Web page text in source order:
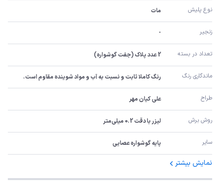
نوع پلیش مات
زنجیر -
تعداد در بسته 2 عدد پلاک (جفت گوشواره)
ماندگاری رنگ رنگ کاملا ثابت و نسبت به آب و مواد شوینده مقاوم است.
طراح علی کیان مهر
روش برش لیزر با دقت 0.2 میلی‌متر
سایر پایه گوشواره عصایی
نمایش بیشتر